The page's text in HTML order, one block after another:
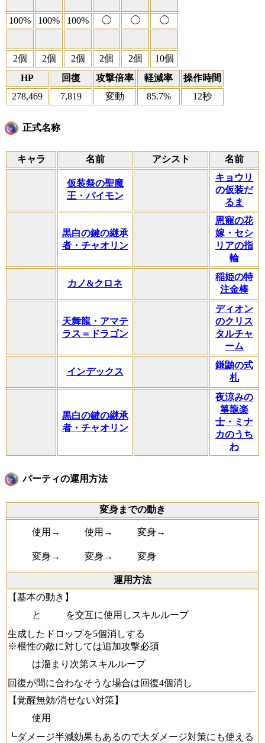
100% 100% 100% ◯ ◯ ◯
2個 2個 2個 2個 2個
10個
HP
回復 攻撃倍率 軽減率
操作時間
278,469
7,819 変動 85.7% 12秒
正式名称
キャラ 名前 アシスト 名前
仮装祭の聖魔
王・パイモン
キョウリ
の仮装だ
るま
黒白の鍵の継承
者・チャオリン
恩寵の花
嫁・セシ
リアの指
輪
カノ&クロネ
稲姫の特
注金棒
天舞龍・アマテ
ラス＝ドラゴン
ディオン
のクリス
タルチャ
ーム
インデックス
鎌鼬の式
札
黒白の鍵の継承
者・チャオリン
夜涼みの
箏龍楽
士・ミナ
カのうち
わ
パーティの運用方法
変身までの動き
使用→ 使用→ 変身→
変身→ 変身→ 変身
運用方法
【基本の動き】
と
を交互に使用しスキルループ
生成したドロップを5個消しする
※根性の敵に対しては追加攻撃必須
は溜まり次第スキルループ
回復が間に合わなそうな場合は回復4個消し
【覚醒無効/消せない対策】
使用
┗ダメージ半減効果もあるので大ダメージ対策にも使える